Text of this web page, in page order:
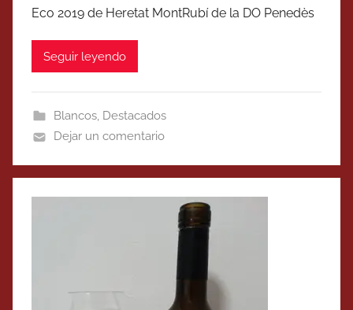
Eco 2019 de Heretat MontRubí de la DO Penedès
Seguir leyendo
Blancos, Destacados
Dejar un comentario